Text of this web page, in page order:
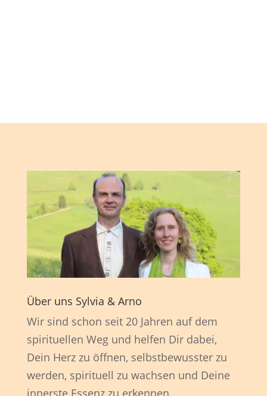
Über uns Sylvia & Arno
Wir sind schon seit 20 Jahren auf dem
spirituellen Weg und helfen Dir dabei,
Dein Herz zu öffnen, selbstbewusster zu
werden, spirituell zu wachsen und Deine
innerste Essenz zu erkennen.